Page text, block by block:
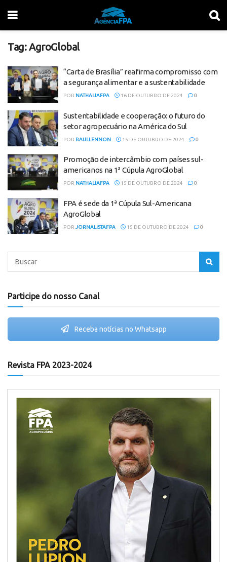
Tag:AgroGlobal
“Carta de Brasília” reafirma compromisso com
a segurança alimentar e a sustentabilidade
POR NATHALIAFPA 16 DE OUTUBRO DE 2024 0
Sustentabilidade e cooperação: o futuro do
setor agropecuário na América do Sul
POR RAULLENNON 15 DE OUTUBRO DE 2024 0
Promoção de intercâmbio com países sul-
americanos na 1ª Cúpula AgroGlobal
POR NATHALIAFPA 15 DE OUTUBRO DE 2024 0
FPA é sede da 1ª Cúpula Sul-Americana
AgroGlobal
POR JORNALISTAFPA 15 DE OUTUBRO DE 2024 0
Participe do nosso Canal
Receba notícias no Whatsapp
Revista FPA 2023-2024